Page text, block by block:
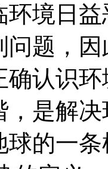
环境日
问题，
确认识
，是解
的一条